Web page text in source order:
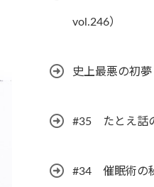
vol.246）
史上最悪の初
#35 たとえ話
#34 催眠術の